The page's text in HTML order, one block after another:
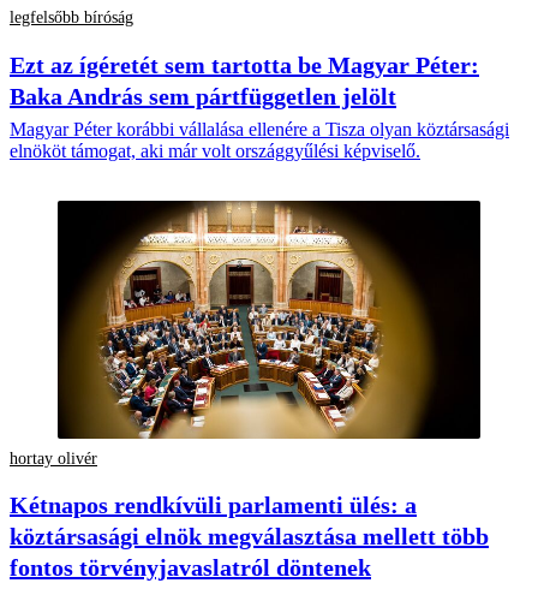
legfelsőbb bíróság
Ezt az ígéretét sem tartotta be Magyar Péter:
Baka András sem pártfüggetlen jelölt
Magyar Péter korábbi vállalása ellenére a Tisza olyan köztársasági
elnököt támogat, aki már volt országgyűlési képviselő.
hortay olivér
Kétnapos rendkívüli parlamenti ülés: a
köztársasági elnök megválasztása mellett több
fontos törvényjavaslatról döntenek